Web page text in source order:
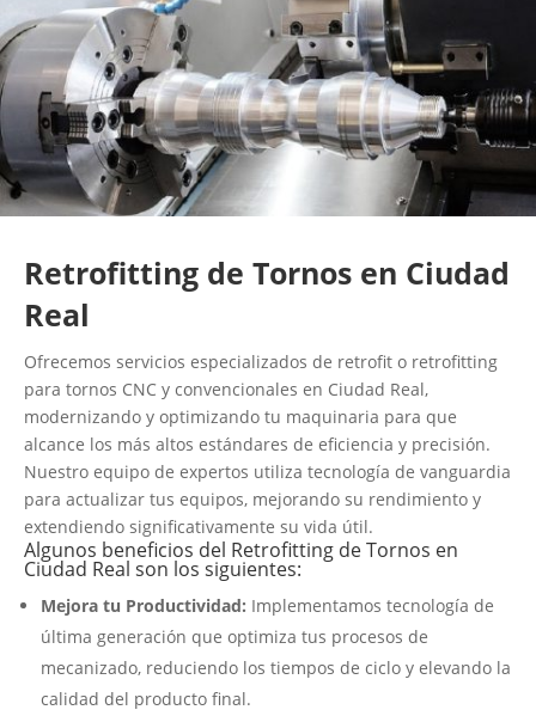
Retrofitting de Tornos en Ciudad
Real
Ofrecemos servicios especializados de retrofit o retrofitting
para tornos CNC y convencionales en Ciudad Real,
modernizando y optimizando tu maquinaria para que
alcance los más altos estándares de eficiencia y precisión.
Nuestro equipo de expertos utiliza tecnología de vanguardia
para actualizar tus equipos, mejorando su rendimiento y
extendiendo significativamente su vida útil.
Algunos beneficios del Retrofitting de Tornos en
Ciudad Real son los siguientes:
Mejora tu Productividad: Implementamos tecnología de
última generación que optimiza tus procesos de
mecanizado, reduciendo los tiempos de ciclo y elevando la
calidad del producto final.